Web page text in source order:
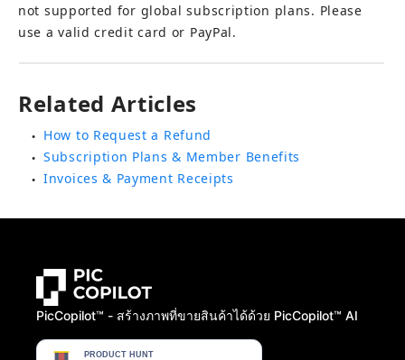
not supported for global subscription plans. Please
use a valid credit card or PayPal.
Related Articles
● How to Request a Refund
● Subscription Plans & Member Benefits
● Invoices & Payment Receipts
PicCopilot™️ - สร้างภาพที่ขายสินค้าได้ด้วย PicCopilot™️ AI